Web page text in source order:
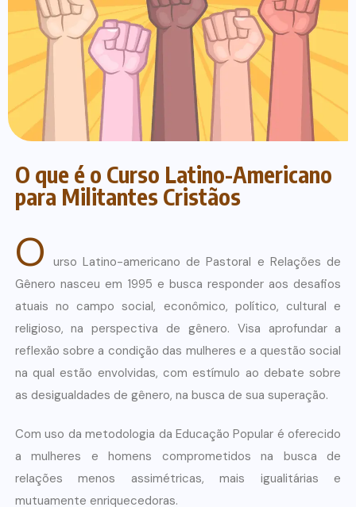
O que é o Curso Latino-Americano
para Militantes Cristãos
O urso Latino-americano de Pastoral e Relações de
Gênero nasceu em 1995 e busca responder aos desafios
atuais no campo social, econômico, político, cultural e
religioso, na perspectiva de gênero. Visa aprofundar a
reflexão sobre a condição das mulheres e a questão social
na qual estão envolvidas, com estímulo ao debate sobre
as desigualdades de gênero, na busca de sua superação.
Com uso da metodologia da Educação Popular é oferecido
a mulheres e homens comprometidos na busca de
relações menos assimétricas, mais igualitárias e
mutuamente enriquecedoras.